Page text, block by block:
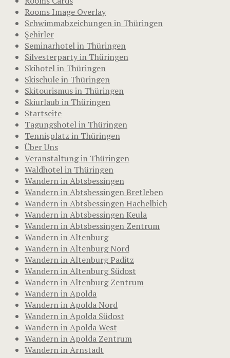
Rooms Image Overlay
Schwimmabzeichungen in Thüringen
Şehirler
Seminarhotel in Thüringen
Silvesterparty in Thüringen
Skihotel in Thüringen
Skischule in Thüringen
Skitourismus in Thüringen
Skiurlaub in Thüringen
Startseite
Tagungshotel in Thüringen
Tennisplatz in Thüringen
Über Uns
Veranstaltung in Thüringen
Waldhotel in Thüringen
Wandern in Abtsbessingen
Wandern in Abtsbessingen Bretleben
Wandern in Abtsbessingen Hachelbich
Wandern in Abtsbessingen Keula
Wandern in Abtsbessingen Zentrum
Wandern in Altenburg
Wandern in Altenburg Nord
Wandern in Altenburg Paditz
Wandern in Altenburg Südost
Wandern in Altenburg Zentrum
Wandern in Apolda
Wandern in Apolda Nord
Wandern in Apolda Südost
Wandern in Apolda West
Wandern in Apolda Zentrum
Wandern in Arnstadt